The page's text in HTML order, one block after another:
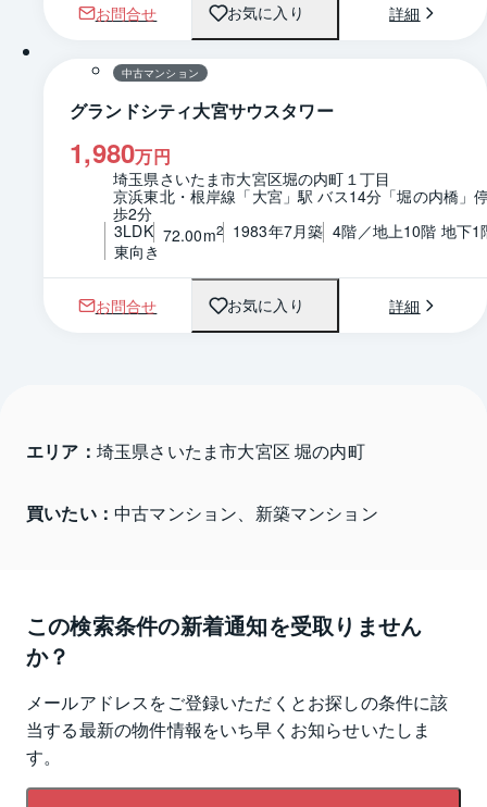
お問合せ お気に入り 詳細
1 / 0 間取り
中古マンション
グランドシティ大宮サウスタワー
1,980万円
埼玉県さいたま市大宮区堀の内町１丁目
京浜東北・根岸線「大宮」駅 バス14分「堀の内橋」
歩2分
3LDK 72.00m2 1983年7月築 4階／地上10階 地下1
東向き
お問合せ お気に入り 詳細
エリア： 埼玉県さいたま市大宮区 堀の内町
買いたい： 中古マンション、新築マンション
この検索条件の新着通知を受取りません
か？
メールアドレスをご登録いただくとお探しの条件に該
当する最新の物件情報をいち早くお知らせいたしま
す。